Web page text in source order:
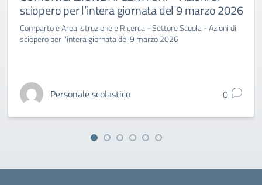
sciopero per l’intera giornata del 9 marzo 2026
Comparto e Area Istruzione e Ricerca - Settore Scuola - Azioni di
sciopero per l'intera giornata del 9 marzo 2026
Personale scolastico 0